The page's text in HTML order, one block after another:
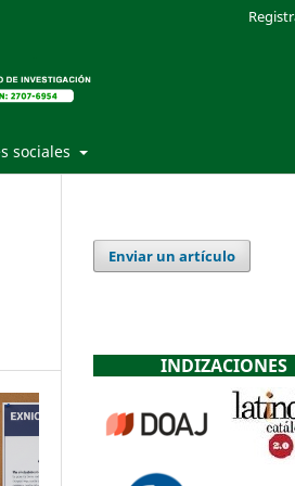
sociales
Enviar un artículo
INDIZACIONES